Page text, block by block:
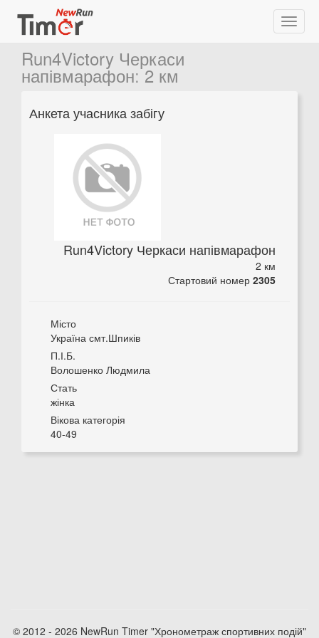
Run4Victory Черкаси
напівмарафон:2 км
Анкета учасника забігу
Run4Victory Черкаси напівмарафон
2 км
Стартовий номер 2305
Місто
Україна смт.Шпиків
П.І.Б.
Волошенко Людмила
Стать
жінка
Вікова категорія
40-49
© 2012 - 2026 NewRun Timer "Хронометраж спортивних подій"